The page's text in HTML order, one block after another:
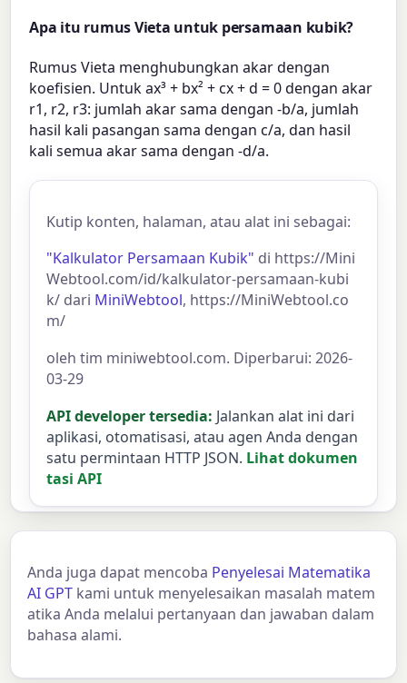
Apa itu rumus Vieta untuk persamaan kubik?
Rumus Vieta menghubungkan akar dengan
koefisien. Untuk ax³ + bx² + cx + d = 0 dengan akar
r1, r2, r3: jumlah akar sama dengan -b/a, jumlah
hasil kali pasangan sama dengan c/a, dan hasil
kali semua akar sama dengan -d/a.
Kutip konten, halaman, atau alat ini sebagai:
"Kalkulator Persamaan Kubik" di https://Mini
Webtool.com/id/kalkulator-persamaan-kubi
k/ dari MiniWebtool, https://MiniWebtool.co
m/
oleh tim miniwebtool.com. Diperbarui: 2026-
03-29
API developer tersedia: Jalankan alat ini dari
aplikasi, otomatisasi, atau agen Anda dengan
satu permintaan HTTP JSON. Lihat dokumen
tasi API
Anda juga dapat mencoba Penyelesai Matematika
AI GPT kami untuk menyelesaikan masalah matem
atika Anda melalui pertanyaan dan jawaban dalam
bahasa alami.